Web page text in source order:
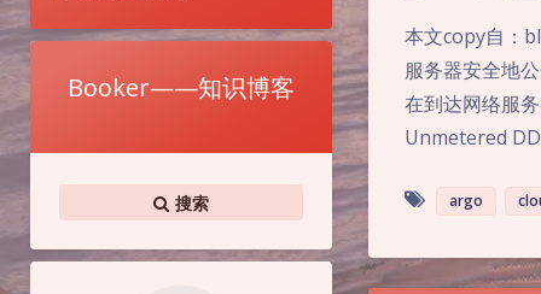
Booker——知识博客
搜索
本文copy自：
服务器安全地
在到达网络服
Unmetered
argo